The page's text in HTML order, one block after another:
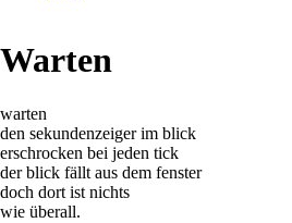
Warten
warten
den sekundenzeiger im blick
erschrocken bei jeden tick
der blick fällt aus dem fenster
doch dort ist nichts
wie überall.